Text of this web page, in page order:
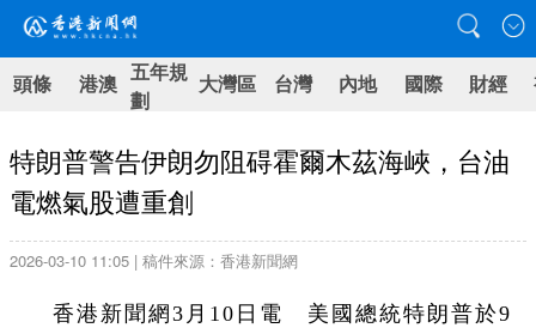
頭條 港澳 五年規
劃
大灣區 台灣 內地 國際 財經
特朗普警告伊朗勿阻碍霍爾木茲海峽，台油
電燃氣股遭重創
2026-03-10 11:05 | 稿件來源：香港新聞網
香港新聞網3月10日電 美國總統特朗普於9